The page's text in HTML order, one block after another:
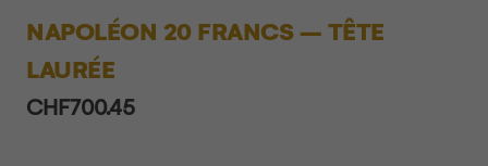
NAPOLÉON 20 FRANCS – TÊTE
LAURÉE
CHF700.45